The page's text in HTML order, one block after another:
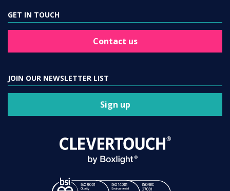
GET IN TOUCH
Contact us
JOIN OUR NEWSLETTER LIST
Sign up